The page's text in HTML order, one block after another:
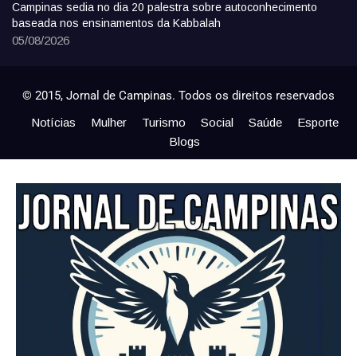
Campinas sedia no dia 20 palestra sobre autoconhecimento
baseada nos ensinamentos da Kabbalah
05/08/2026
© 2015, Jornal de Campinas. Todos os direitos reservados
Notícias Mulher Turismo Social Saúde
Esporte
Blogs